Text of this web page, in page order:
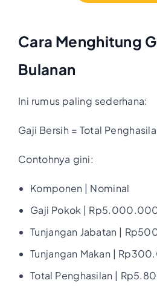
Cara Menghitung
Bulanan
Ini rumus paling sederhana:
Gaji Bersih = Total
Contohnya gini:
Komponen | Nominal
Gaji Pokok |
Tunjangan Jabatan |
Tunjangan Makan |
Total Penghasilan |